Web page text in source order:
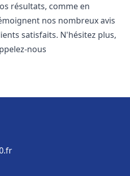
résultats, comme en
nos nombreux avis
satisfaits. N'hésitez plus,
nous